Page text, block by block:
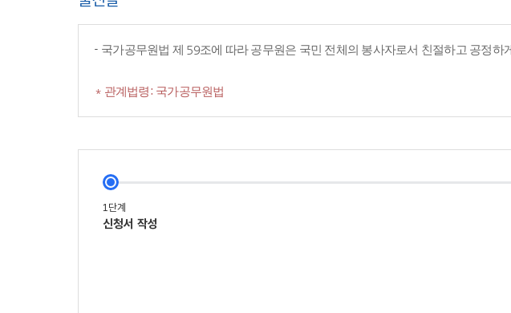
국가공무원법 제 59조에 따라 공무원은 국민 전체의 봉사자로서 친절하고 공정
* 관계법령: 국가공무원법